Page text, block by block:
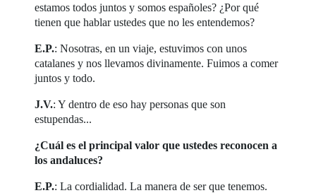
estamos todos juntos y somos españoles? ¿Por qué
tienen que hablar ustedes que no les entendemos?
E.P.: Nosotras, en un viaje, estuvimos con unos
catalanes y nos llevamos divinamente. Fuimos a comer
juntos y todo.
J.V.: Y dentro de eso hay personas que son
estupendas...
¿Cuál es el principal valor que ustedes reconocen a
los andaluces?
E.P.: La cordialidad. La manera de ser que tenemos.